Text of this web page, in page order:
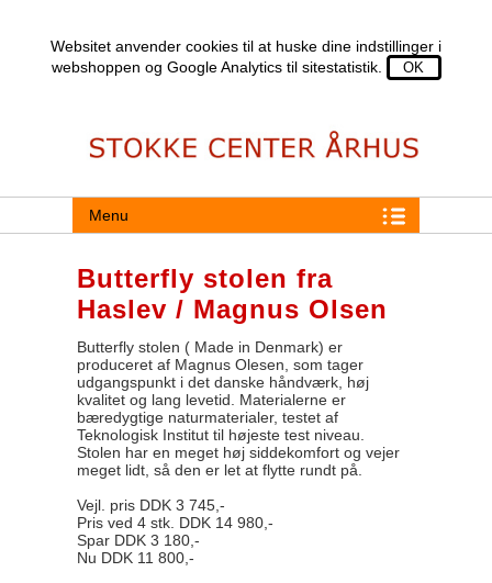
Websitet anvender cookies til at huske dine indstillinger i
webshoppen og Google Analytics til sitestatistik.
Menu
Butterfly stolen fra
Haslev / Magnus Olsen
Butterfly stolen ( Made in Denmark) er
produceret af Magnus Olesen, som tager
udgangspunkt i det danske håndværk, høj
kvalitet og lang levetid. Materialerne er
bæredygtige naturmaterialer, testet af
Teknologisk Institut til højeste test niveau.
Stolen har en meget høj siddekomfort og vejer
meget lidt, så den er let at flytte rundt på.
Vejl. pris DDK 3 745,-
Pris ved 4 stk. DDK 14 980,-
Spar DDK 3 180,-
Nu DDK 11 800,-